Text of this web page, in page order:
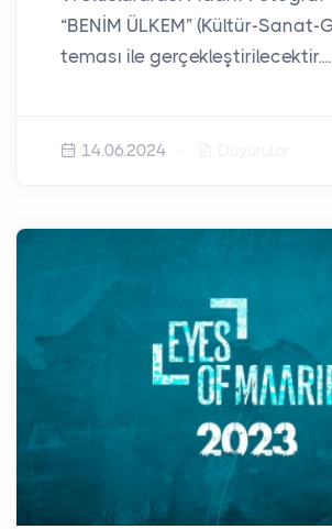
“BENİM ÜLKEM” (Kültür-Sanat-
teması ile gerçekleştirilecektir....
14.06.2024